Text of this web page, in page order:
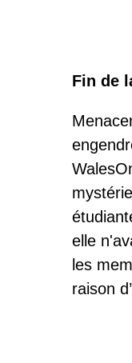
Fin de
elle
les
raison